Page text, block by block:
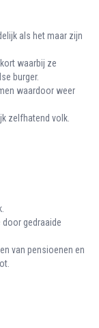
als het maar zijn
waarbij ze
burger.
waardoor weer
zelfhatend volk.
door gedraaide
van pensioenen en